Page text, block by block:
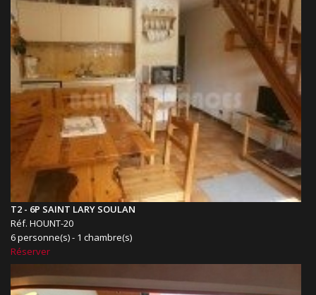
T2 - 6P SAINT LARY SOULAN
Réf. HOUNT-20
6 personne(s) - 1 chambre(s)
Réserver